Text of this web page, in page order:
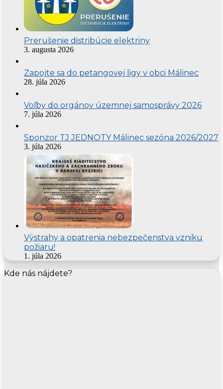
Prerušenie distribúcie elektriny
3. augusta 2026
Zapojte sa do petangovej ligy v obci Málinec
28. júla 2026
Voľby do orgánov územnej samosprávy 2026
7. júla 2026
Sponzor TJ JEDNOTY Málinec sezóna 2026/2027
3. júla 2026
Výstrahy a opatrenia nebezpečenstva vzniku
požiaru!
1. júla 2026
Kde nás nájdete?